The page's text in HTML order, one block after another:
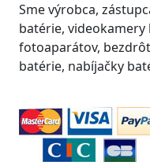
Sme výrobca,
batérie,
fotoaparátov,
batérie, nabíjačky